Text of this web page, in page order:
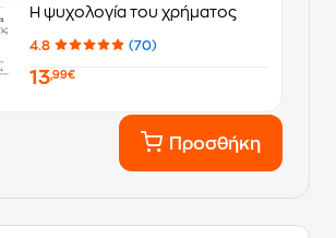
Η ψυχολογία του χρήματος
4.8 (70)
13,99€
Προσθήκη